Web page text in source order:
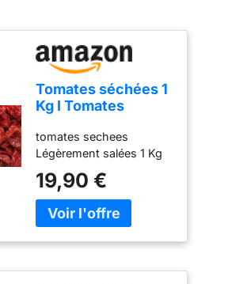
Tomates séchées 1
Kg I Tomates
tranches
déshydratées I
Tomates séchées
légèrement salées I
Tomates séchées
au soleil I Collation
faible en glucides I
végétariens et
tomates sechees
Légèrement salées 1 Kg
19,90 €